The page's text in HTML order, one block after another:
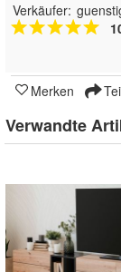
Verkäufer:
Merken
Verwandte